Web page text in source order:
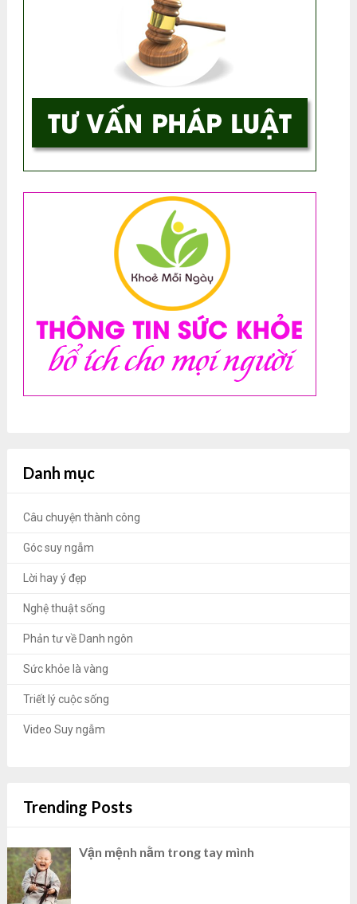
Danh mục
Câu chuyện thành công
Góc suy ngẫm
Lời hay ý đẹp
Nghệ thuật sống
Phản tư về Danh ngôn
Sức khỏe là vàng
Triết lý cuộc sống
Video Suy ngẫm
Trending Posts
Vận mệnh nằm trong tay mình